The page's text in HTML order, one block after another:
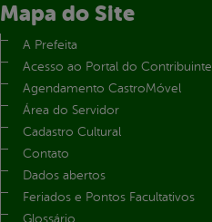
Mapa do Site
A Prefeita
Acesso ao Portal do Contribuinte
Agendamento CastroMóvel
Área do Servidor
Cadastro Cultural
Contato
Dados abertos
Feriados e Pontos Facultativos
Glossário